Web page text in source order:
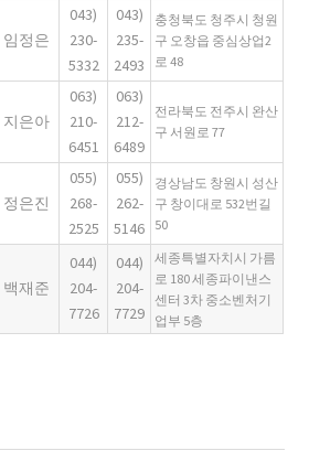
임정은
043)
230-
5332
043)
235-
2493
충청북도 청주시 청원
구 오창읍 중심상업2
로 48
지은아
063)
210-
6451
063)
212-
6489
전라북도 전주시 완산
구 서원로 77
정은진
055)
268-
2525
055)
262-
5146
경상남도 창원시 성산
구 창이대로 532번길
50
백재준
044)
204-
7726
044)
204-
7729
세종특별자치시 가름
로 180 세종파이낸스
센터 3차 중소벤처기
업부 5층